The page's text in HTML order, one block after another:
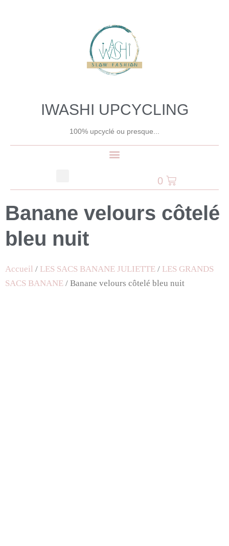
IWASHI UPCYCLING
100% upcyclé ou presque...
0
Banane velours côtelé
bleu nuit
Accueil / LES SACS BANANE JULIETTE / LES GRANDS
SACS BANANE / Banane velours côtelé bleu nuit